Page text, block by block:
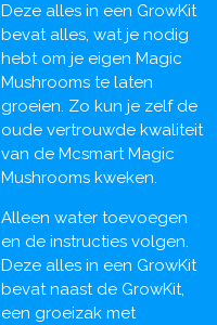
Deze alles in een GrowKit
bevat alles, wat je nodig
hebt om je eigen Magic
Mushrooms te laten
groeien. Zo kun je zelf de
oude vertrouwde kwaliteit
van de Mcsmart Magic
Mushrooms kweken.
Alleen water toevoegen
en de instructies volgen.
Deze alles in een GrowKit
bevat naast de GrowKit,
een groeizak met